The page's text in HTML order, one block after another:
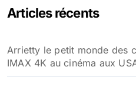
Articles récents
Arrietty le petit monde des
IMAX 4K au cinéma aux